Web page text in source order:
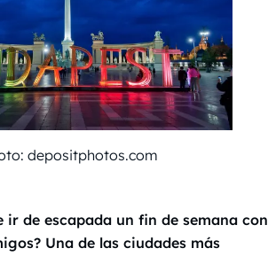
depositphotos.com
ir de escapada un fin de semana con
Una de las ciudades más